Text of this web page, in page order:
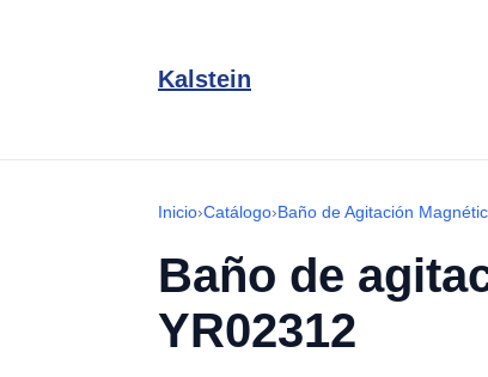
Kalstein
Inicio›Catálogo›Baño de Agitación
Baño de
YR02312